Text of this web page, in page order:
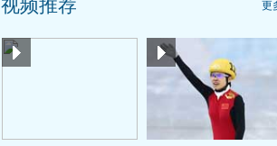
视频推荐 更